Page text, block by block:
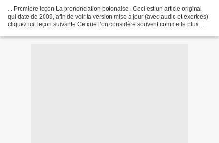
. . Première leçon La prononciation polonaise ! Ceci est un article original
qui date de 2009, afin de voir la version mise à jour (avec audio et exerices)
cliquez ici. leçon suivante Ce que l’on considère souvent comme le plus